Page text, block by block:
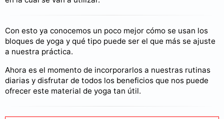
Con esto ya conocemos un poco mejor cómo se usan los
bloques de yoga y qué tipo puede ser el que más se ajuste
a nuestra práctica.
Ahora es el momento de incorporarlos a nuestras rutinas
diarias y disfrutar de todos los beneficios que nos puede
ofrecer este material de yoga tan útil.